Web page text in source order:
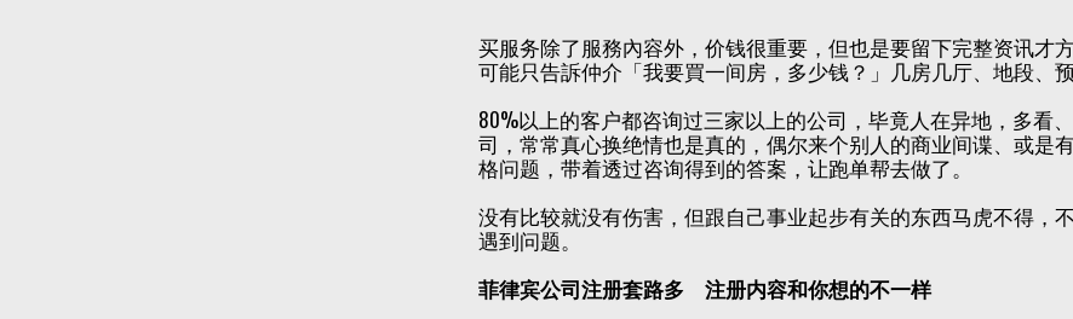
买服务除了服務內容外，价钱很重要，但也是要留下完整资讯才
可能只告訴仲介「我要買一间房，多少钱？」几房几厅、地段、
80%以上的客户都咨询过三家以上的公司，毕竟人在异地，多看
司，常常真心换绝情也是真的，偶尔来个别人的商业间谍、或是
格问题，带着透过咨询得到的答案，让跑单帮去做了。
没有比较就没有伤害，但跟自己事业起步有关的东西马虎不得，
遇到问题。
菲律宾公司注册套路多 注册内容和你想的不一样